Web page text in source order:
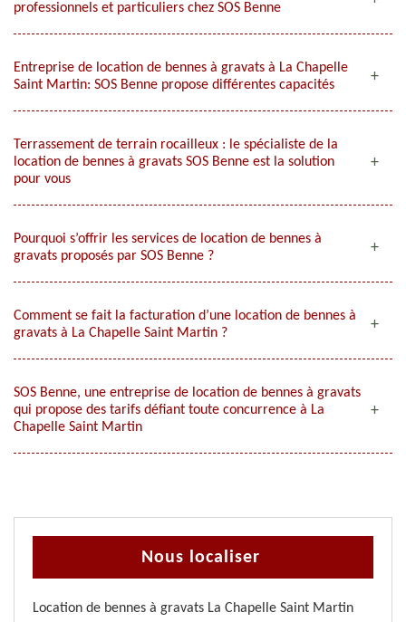
professionnels et particuliers chez SOS Benne
Entreprise de location de bennes à gravats à La Chapelle
Saint Martin: SOS Benne propose différentes capacités
Terrassement de terrain rocailleux : le spécialiste de la
location de bennes à gravats SOS Benne est la solution
pour vous
Pourquoi s’offrir les services de location de bennes à
gravats proposés par SOS Benne ?
Comment se fait la facturation d’une location de bennes à
gravats à La Chapelle Saint Martin ?
SOS Benne, une entreprise de location de bennes à gravats
qui propose des tarifs défiant toute concurrence à La
Chapelle Saint Martin
Nous localiser
Location de bennes à gravats La Chapelle Saint Martin